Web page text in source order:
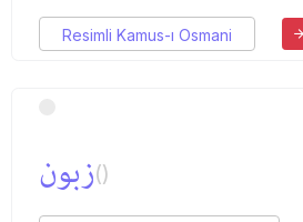
Resimli Kamus-ı Osmani
زبون()